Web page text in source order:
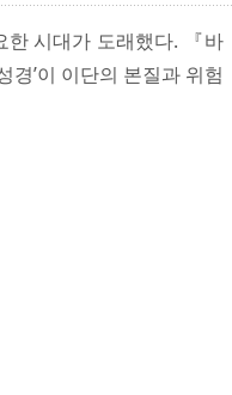
한 시대가 도래했다. 『바
경’이 이단의 본질과 위험